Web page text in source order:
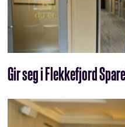
Gir seg i Flekkefjord